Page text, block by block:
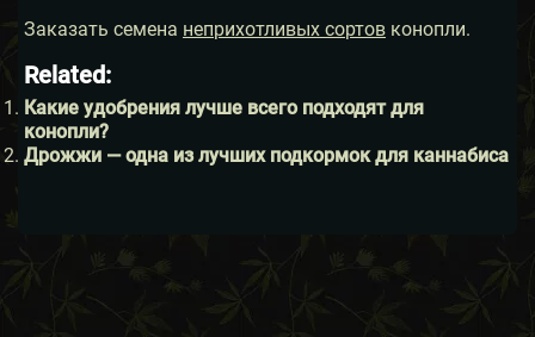
Заказать семена неприхотливых сортов конопли.
Related:
Какие удобрения лучше всего подходят для
конопли?
Дрожжи — одна из лучших подкормок для каннабиса